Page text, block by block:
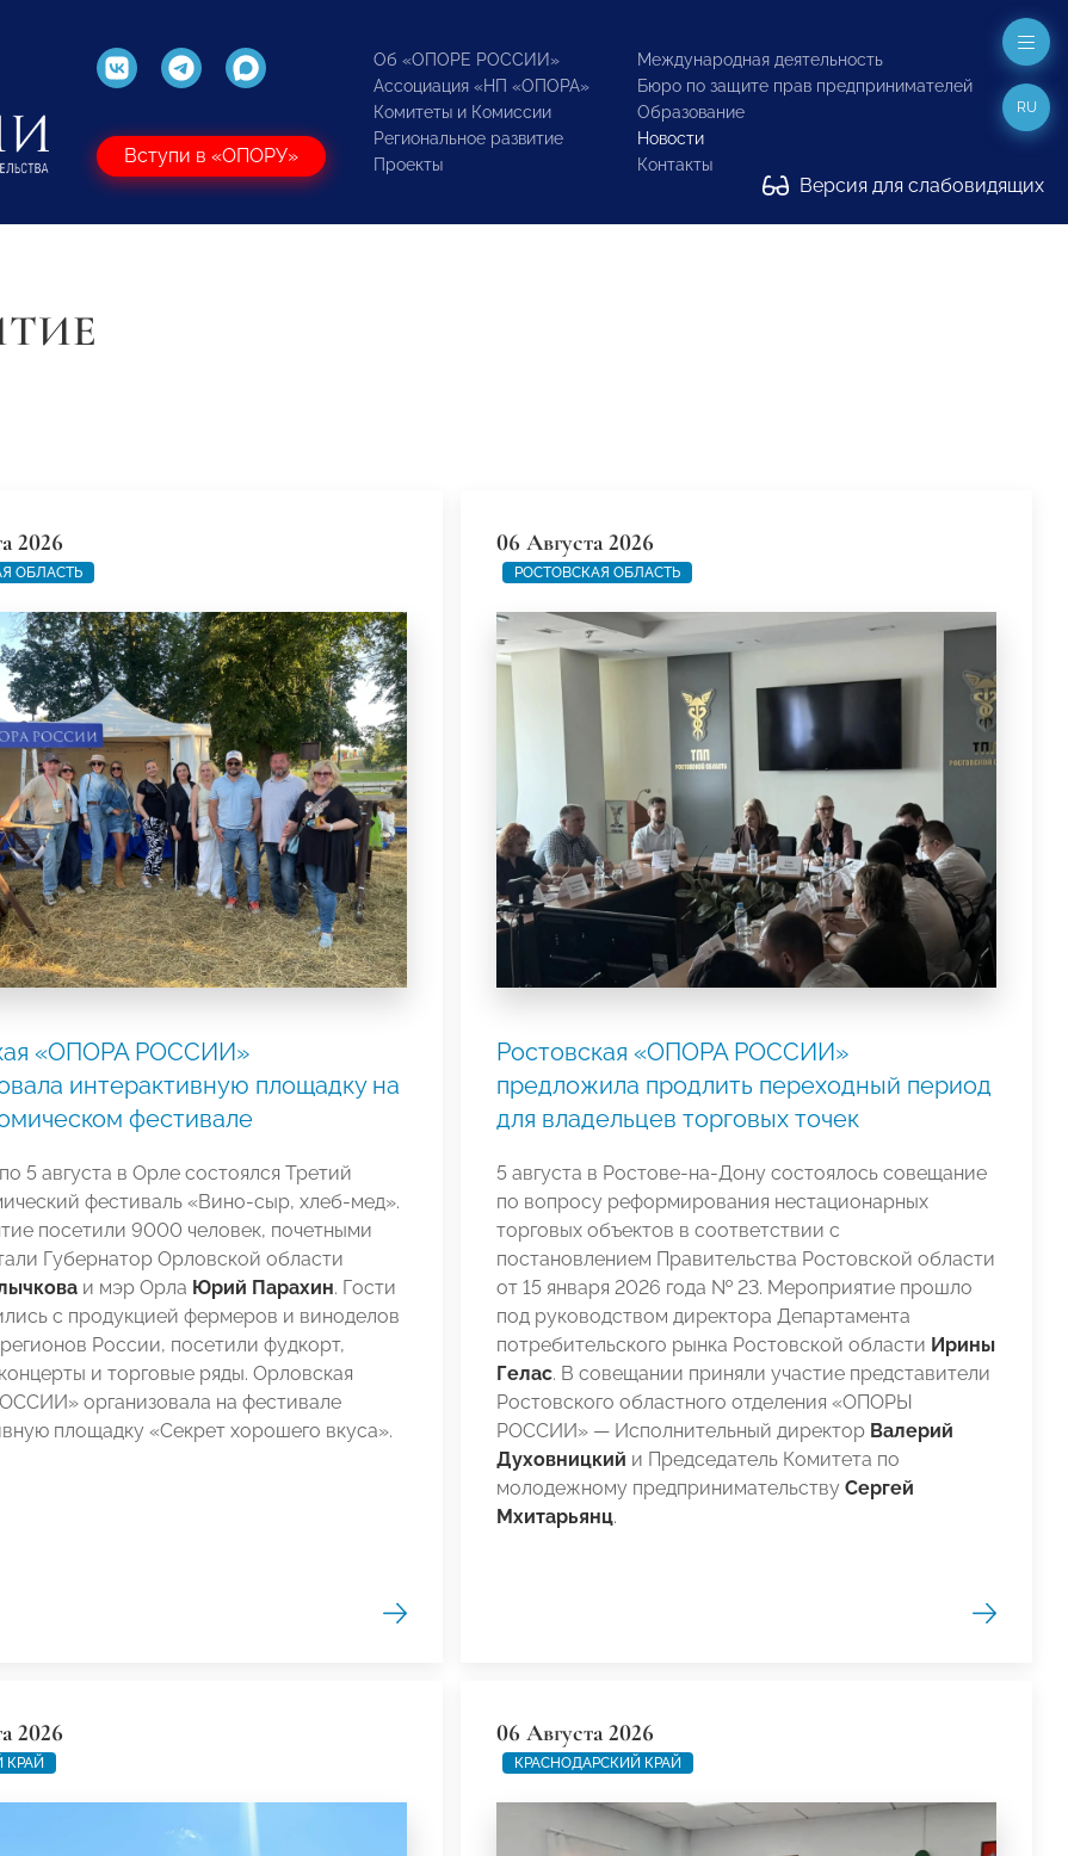
Вступи в «ОПОРУ»
Об «ОПОРЕ РОССИИ»
Ассоциация «НП «ОПОРА»
Комитеты и Комиссии
Региональное развитие
Проекты
Международная деятельность
Бюро по защите прав предпринимателей
Образование
Новости
Контакты
Версия для слабовидящих
RU
2026
ОБЛАСТЬ
«ОПОРА РОССИИ»
интерактивную площадку на
фестивале
5 августа в Орле состоялся Третий
фестиваль «Вино-сыр, хлеб-мед».
посетили 9000 человек, почетными
Губернатор Орловской области
и мэр Орла Юрий Парахин. Гости
с продукцией фермеров и виноделов
России, посетили фудкорт,
и торговые ряды. Орловская
организовала на фестивале
площадку «Секрет хорошего вкуса».
06 Августа 2026
РОСТОВСКАЯ ОБЛАСТЬ
Ростовская «ОПОРА РОССИИ»
предложила продлить переходный период
для владельцев торговых точек
5 августа в Ростове-на-Дону состоялось совещание
по вопросу реформирования нестационарных
торговых объектов в соответствии с
постановлением Правительства Ростовской области
от 15 января 2026 года № 23. Мероприятие прошло
под руководством директора Департамента
потребительского рынка Ростовской области Ирины
Гелас. В совещании приняли участие представители
Ростовского областного отделения «ОПОРЫ
РОССИИ» — Исполнительный директор Валерий
Духовницкий и Председатель Комитета по
молодежному предпринимательству Сергей
Мхитарьянц.
2026
КРАЙ
06 Августа 2026
КРАСНОДАРСКИЙ КРАЙ